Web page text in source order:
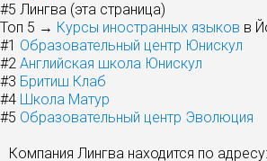
#5 Лингва (эта страница)
Топ 5 → Курсы иностранных языков в
#1 Образовательный центр Юнискул
#2 Английская школа Юнискул
#3 Бритиш Клаб
#4 Школа Матур
#5 Образовательный центр Эволюция
Компания Лингва находится по